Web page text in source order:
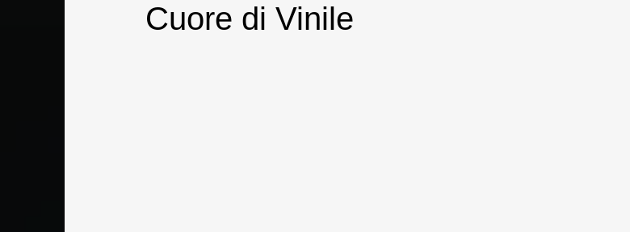
Cuore di Vinile